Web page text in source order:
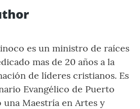
es un ministro de raíces
mas de 20 años a la
de líderes cristianos. Es
Evangélico de Puerto
Maestría en Artes y